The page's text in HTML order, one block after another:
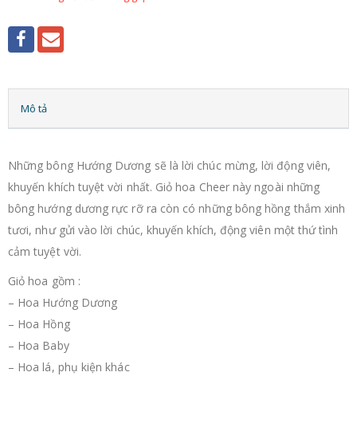
Mô tả
Những bông Hướng Dương sẽ là lời chúc mừng, lời động viên,
khuyến khích tuyệt vời nhất. Giỏ hoa Cheer này ngoài những
bông hướng dương rực rỡ ra còn có những bông hồng thắm xinh
tươi, như gửi vào lời chúc, khuyến khích, động viên một thứ tình
cảm tuyệt vời.
Giỏ hoa gồm :
– Hoa Hướng Dương
– Hoa Hồng
– Hoa Baby
– Hoa lá, phụ kiện khác